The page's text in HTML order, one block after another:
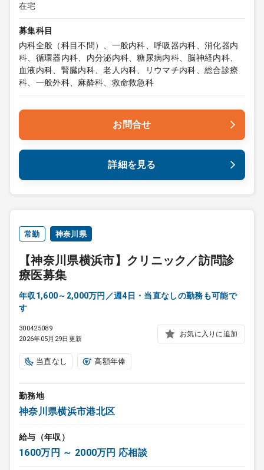
在宅
募集科目
内科全般（科目不問）、一般内科、呼吸器内科、消化器内
科、循環器内科、内分泌内科、糖尿病内科、脳神経内科、
血液内科、腎臓内科、老人内科、リウマチ内科、総合診療
科、一般外科、麻酔科、救命救急科
お問合せ
詳細を見る
常勤 神奈川県
【神奈川県横浜市】クリニック／訪問診
療医募集
年収1,600～2,000万円／週4日・当直なしの勤務も可能で
す
300425089
2026年05月29日更新
お気に入りに追加
当直なし 高額年俸
勤務地
神奈川県横浜市港北区
給与（年収）
1600万円 ～ 2000万円 応相談